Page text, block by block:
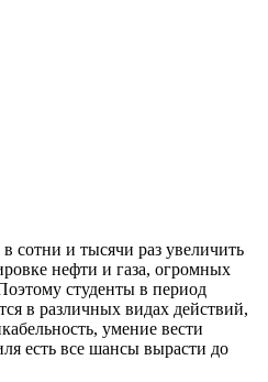
сотни и тысячи раз увеличить
нефти и газа, огромных
студенты в период
в различных видах действий,
умение вести
есть все шансы вырасти до